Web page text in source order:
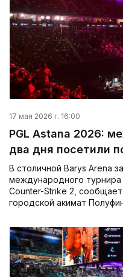
17 мая 2026 г. 16:00
PGL Astana 2026:
два дня посетили
В столичной Barys Arena
международного турнира
Counter-Strike 2,
городской акимат